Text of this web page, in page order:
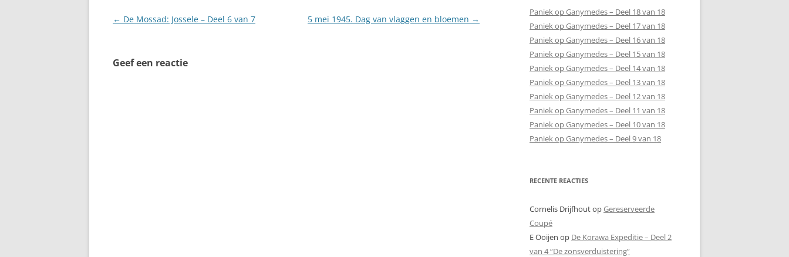
Berichtnavigatie
← De Mossad: Jossele – Deel 6 van 7 5 mei 1945. Dag van vlaggen en bloemen →
Geef een reactie
Paniek op Ganymedes – Deel 18 van 18
Paniek op Ganymedes – Deel 17 van 18
Paniek op Ganymedes – Deel 16 van 18
Paniek op Ganymedes – Deel 15 van 18
Paniek op Ganymedes – Deel 14 van 18
Paniek op Ganymedes – Deel 13 van 18
Paniek op Ganymedes – Deel 12 van 18
Paniek op Ganymedes – Deel 11 van 18
Paniek op Ganymedes – Deel 10 van 18
Paniek op Ganymedes – Deel 9 van 18
RECENTE REACTIES
Cornelis DrijfhoutopGereserveerde
Coupé
E Ooijen op De Korawa Expeditie – Deel 2
van 4 “De zonsverduistering”